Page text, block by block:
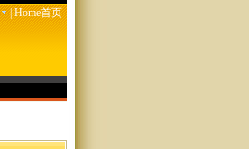
|Home首页